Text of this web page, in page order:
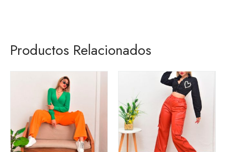
Productos Relacionados